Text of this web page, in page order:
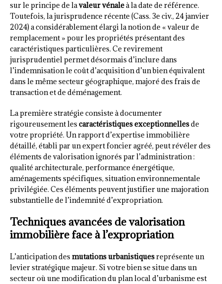
sur le principe de lavaleur vénaleà la date de référence.
Toutefois, la jurisprudence récente (Cass. 3e civ., 24 janvier
2024) a considérablement élargi la notion de « valeur de
remplacement » pour les propriétés présentant des
caractéristiques particulières. Ce revirement
jurisprudentiel permet désormais d’inclure dans
l’indemnisation le coût d’acquisition d’un bien équivalent
dans le même secteur géographique, majoré des frais de
transaction et de déménagement.
La première stratégie consiste à documenter
rigoureusement les caractéristiques exceptionnellesde
votre propriété. Un rapport d’expertise immobilière
détaillé, établi par un expert foncier agréé, peut révéler des
éléments de valorisation ignorés par l’administration :
qualité architecturale, performance énergétique,
aménagements spécifiques, situation environnementale
privilégiée. Ces éléments peuvent justifier une majoration
substantielle de l’indemnité d’expropriation.
Techniques avancées de valorisation
immobilière face à l’expropriation
L’anticipation des mutations urbanistiquesreprésente un
levier stratégique majeur. Si votre bien se situe dans un
secteur où une modification du plan local d’urbanisme est